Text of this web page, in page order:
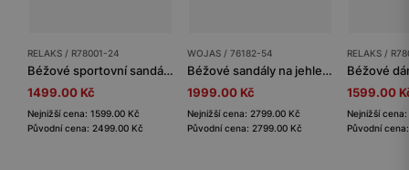
RELAKS / R78001-24
Béžové sportovní sandály dámské RELAKS
1499.00 Kč
Nejnižší cena: 1599.00 Kč
Původní cena: 2499.00 Kč
WOJAS / 76182-54
Béžové sandály na jehle s páskem kolem kotníku
1999.00 Kč
Nejnižší cena: 2799.00 Kč
Původní cena: 2799.00 Kč
RELAKS /
1599.00
Nejnižší
Původní